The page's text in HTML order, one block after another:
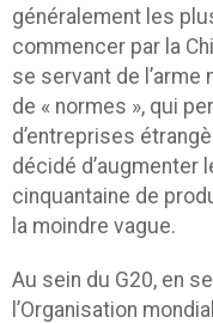
généralement les
commencer par la
se servant de
de « normes », qui
d’entreprises
décidé d’augmenter
cinquantaine de
la moindre vague.
Au sein du G20, en
l’Organisation